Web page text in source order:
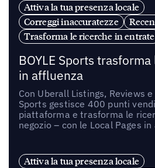
Attiva la tua presenza locale
Correggi inaccuratezze
Trasforma le ricerche in entrate
BOYLE Sports
in affluenza
Con Uberall Listings, Reviews e
Sports gestisce 400 punti
piattaforma e trasforma le
negozio – con le Local Pages in
Attiva la tua presenza locale